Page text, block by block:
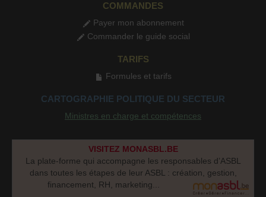
COMMANDES
Payer mon abonnement
Commander le guide social
TARIFS
Formules et tarifs
CARTOGRAPHIE POLITIQUE DU SECTEUR
Ministres en charge et compétences
VISITEZ MONASBL.BE
La plate-forme qui accompagne les responsables d’ASBL
dans toutes les étapes de leur ASBL : création, gestion,
financement, RH, marketing...